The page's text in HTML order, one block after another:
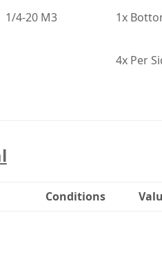
1/4-20 M3 1x
4x Per
Conditions